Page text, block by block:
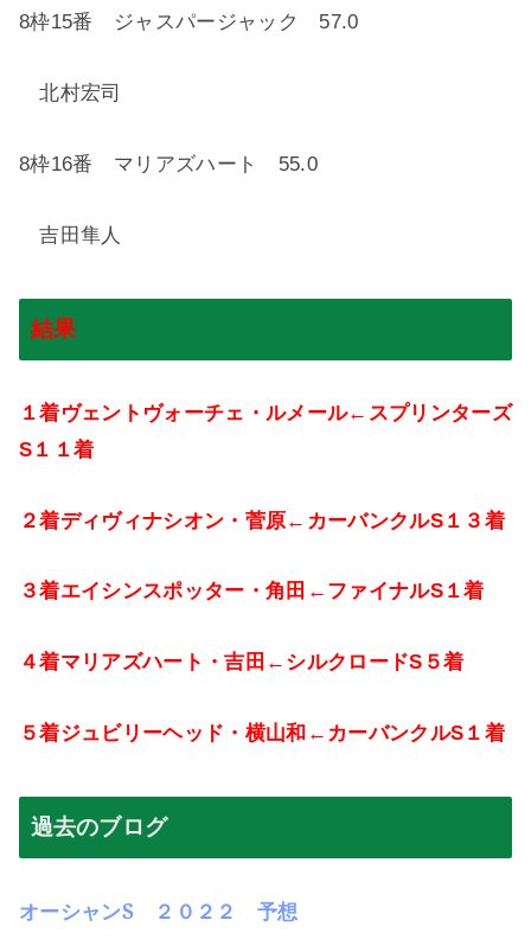
8枠15番 ジャスパージャック 57.0
北村宏司
8枠16番 マリアズハート 55.0
吉田隼人
結果
１着ヴェントヴォーチェ・ルメール←スプリンターズ
S １１着
２着ディヴィナシオン・菅原←カーバンクルS １３着
３着エイシンスポッター・角田←ファイナルS １着
４着マリアズハート・吉田←シルクロードS ５着
５着ジュビリーヘッド・横山和←カーバンクルS １着
過去のブログ
オーシャンS ２０２２ 予想